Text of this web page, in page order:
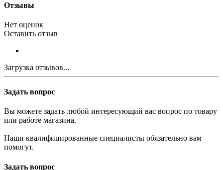
Отзывы
Нет оценок
Оставить отзыв
Загрузка отзывов...
Задать вопрос
Вы можете задать любой интересующий вас вопрос по товару
или работе магазина.
Наши квалифицированные специалисты обязательно вам
помогут.
Задать вопрос